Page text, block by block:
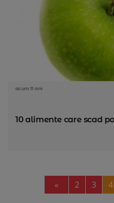
acum 11 ani
10 alimente care scad
« Previous
2 3 4